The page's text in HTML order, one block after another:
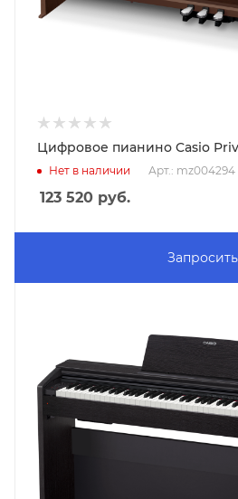
Цифровое пианино Casio
Нет в наличии Арт.: mz004294
123 520 руб.
Запросить